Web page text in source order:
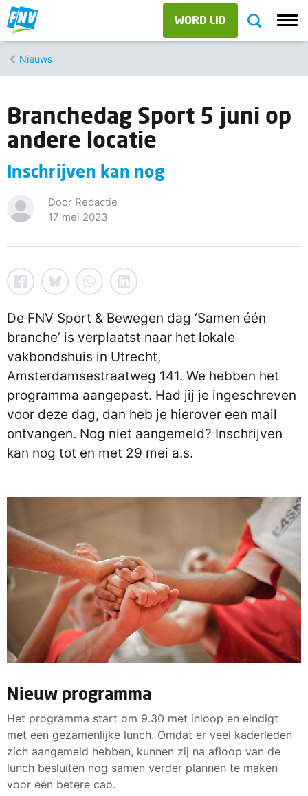
WORD LID
Nieuws
Branchedag Sport 5 juni op
andere locatie
Inschrijven kan nog
Door Redactie
17 mei 2023
De FNV Sport & Bewegen dag ‘Samen één
branche’ is verplaatst naar het lokale
vakbondshuis in Utrecht,
Amsterdamsestraatweg 141. We hebben het
programma aangepast. Had jij je ingeschreven
voor deze dag, dan heb je hierover een mail
ontvangen. Nog niet aangemeld? Inschrijven
kan nog tot en met 29 mei a.s.
Nieuw programma
Het programma start om 9.30 met inloop en eindigt
met een gezamenlijke lunch. Omdat er veel kaderleden
zich aangemeld hebben, kunnen zij na afloop van de
lunch besluiten nog samen verder plannen te maken
voor een betere cao.